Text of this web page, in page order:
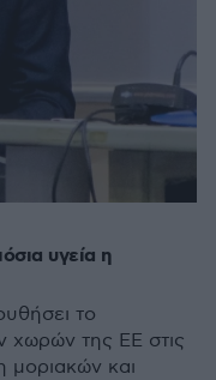
υγεία η
το
χωρών της ΕΕ στις
μοριακών και